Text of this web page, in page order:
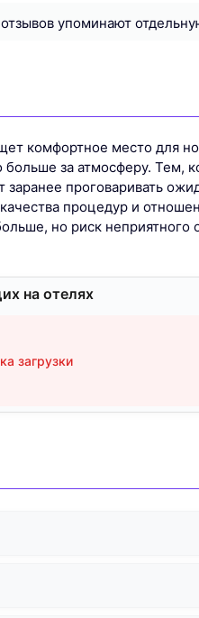
упоминают
комфортное место для
за атмосферу. Тем,
проговаривать
процедур и
но риск неприятного
на отелях
загрузки